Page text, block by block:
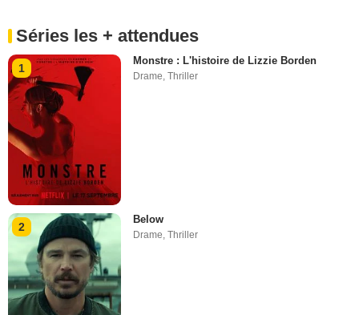
Séries les + attendues
1
Monstre : L'histoire de Lizzie Borden
Drame,Thriller
2
Below
Drame,Thriller